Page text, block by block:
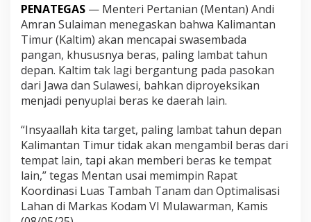
n
u
j
u
K
a
l
m
S
w
a
s
e
m
b
PENATEGAS — Menteri Pertanian (Mentan) Andi
Amran Sulaiman menegaskan bahwa Kalimantan
Timur (Kaltim) akan mencapai swasembada
pangan, khususnya beras, paling lambattahun
depan. Kaltim tak lagi bergantung pada pasokan
dari Jawa dan Sulawesi, bahkan diproyeksikan
menjadi penyuplai beras ke daerah lain.
“Insyaallah kita target, paling lambattahun depan
Kalimantan Timurtidakakan mengambil beras dari
tempat lain, tapi akan memberi beras ke tempat
lain,”tegas Mentan usai memimpin Rapat
Koordinasi Luas Tambah Tanam dan Optimalisasi
Lahan di Markas Kodam VI Mulawarman, Kamis